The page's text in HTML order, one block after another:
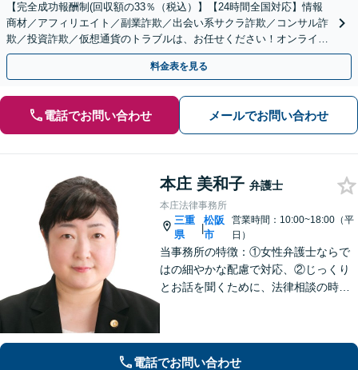
【完全成功報酬制(回収額の33％（税込）】【24時間全国対応】情報
商材／アフィリエイト／副業詐欺／出会い系サクラ詐欺／コンサル詐
欺／投資詐欺／仮想通貨のトラブルは、お任せください！オンライン
のみで解決も可能！
料金表を見る
電話でお問い合わせ メールでお問い合わせ
本庄 美和子 弁護士
本庄法律事務所
三重
県
|
松阪
市
営業時間：10:00~18:00（平
日）
当事務所の特徴：①女性弁護士ならで
はの細やかな配慮で対応、②じっくり
とお話を聞くために、法律相談の時間
電話でお問い合わせ